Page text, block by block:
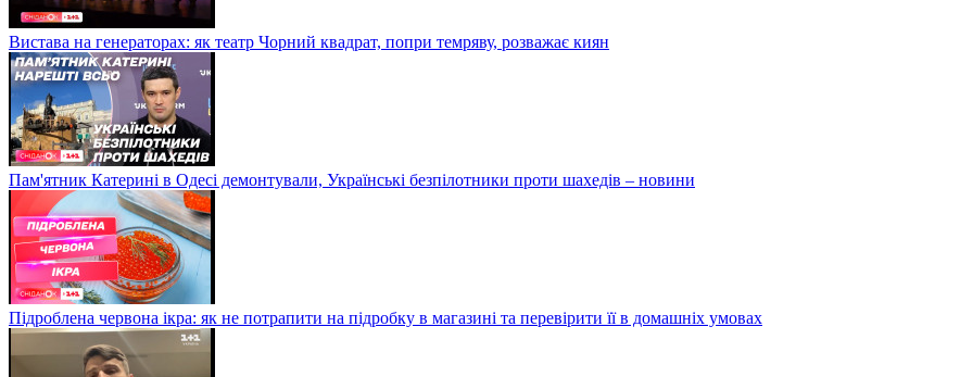
Вистава на генераторах: як театр Чорний квадрат, попри темряву, розважає киян
Пам'ятник Катерині в Одесі демонтували, Українські безпілотники проти шахедів – новини
Підроблена червона ікра: як не потрапити на підробку в магазині та перевірити її в домашніх умовах